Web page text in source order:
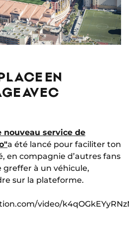
EN
AVEC
nouveau service de
a été lancé pour faciliter ton
en compagnie d’autres fans
greffer à un véhicule,
sur la plateforme.
video/